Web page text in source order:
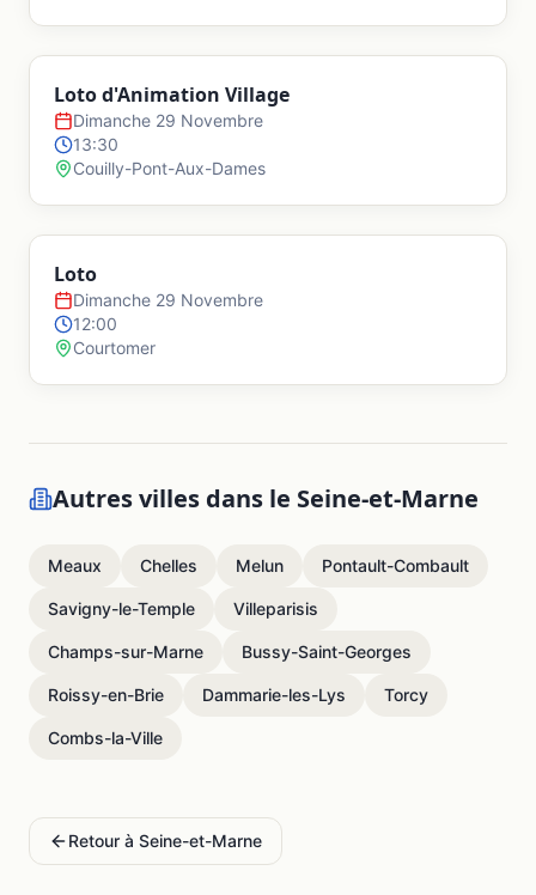
Loto d'Animation Village
Dimanche 29 Novembre
13:30
Couilly-Pont-Aux-Dames
Loto
Dimanche 29 Novembre
12:00
Courtomer
Autres villes dans le Seine-et-Marne
Meaux Chelles Melun Pontault-Combault
Savigny-le-Temple Villeparisis
Champs-sur-Marne Bussy-Saint-Georges
Roissy-en-Brie Dammarie-les-Lys Torcy
Combs-la-Ville
Retour à Seine-et-Marne